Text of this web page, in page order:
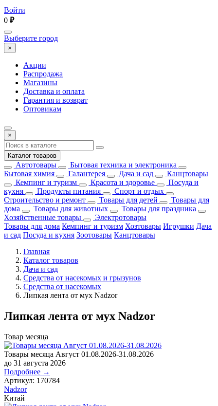
Войти
0 ₽
Выберите город
×
Акции
Распродажа
Магазины
Доставка и оплата
Гарантия и возврат
Оптовикам
×
Каталог товаров
Автотовары
Бытовая техника и электроника
Бытовая химия
Галантерея Дача и сад
Канцтовары
Кемпинг и туризм
Красота и здоровье
Посуда и
кухня
Продукты питания
Спорт и отдых
Строительство и ремонт
Товары для детей
Товары для
дома
Товары для животных
Товары для праздника
Хозяйственные товары
Электротовары
Товары для дома Кемпинг и туризм Хозтовары Игрушки Дача
и сад Посуда и кухня Зоотовары Канцтовары
Главная
Каталог товаров
Дача и сад
Средства от насекомых и грызунов
Средства от насекомых
Липкая лента от мух Nadzor
Липкая лента от мух Nadzor
Товар месяца
Товары месяца Август 01.08.2026-31.08.2026
до 31 августа 2026
Подробнее →
Артикул: 170784
Nadzor
Китай